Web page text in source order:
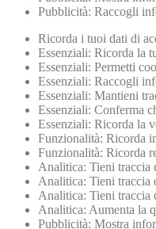
Pubblicità: Raccogli
Ricorda i tuoi dati di
Essenziali: Ricorda la
Essenziali: Permetti
Essenziali: Raccogli
Essenziali: Mantieni
Essenziali: Conferma
Essenziali: Ricorda la
Funzionalità: Ricorda
Funzionalità: Ricorda
Analitica: Tieni traccia
Analitica: Tieni traccia
Analitica: Tieni traccia
Analitica: Aumenta la
Pubblicità: Mostra